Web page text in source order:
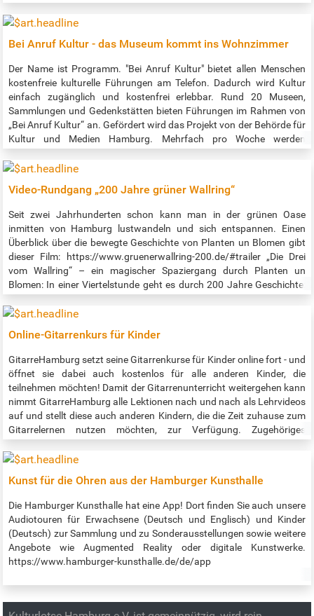
Bei Anruf Kultur - das Museum kommt ins Wohnzimmer
Der Name ist Programm. "Bei Anruf Kultur" bietet allen Menschen
kostenfreie kulturelle Führungen am Telefon. Dadurch wird Kultur
einfach zugänglich und kostenfrei erlebbar. Rund 20 Museen,
Sammlungen und Gedenkstätten bieten Führungen im Rahmen von
„Bei Anruf Kultur“ an. Gefördert wird das Projekt von der Behörde für
Kultur und Medien Hamburg. Mehrfach pro Woche werden
abwechslungsreichen Programm gibt es unter:
Programms: https://www.bsvh.org/termine.html?
tags%5B%5D=kultur , als Ansage unter Telefon (040) 209 404 66.
Eine Anmeldung ist bis einen Tag vor der Führung bei Melanie Wölwer
vom BSVH per Mail an buchung@beianrufkultur.de oder Telefon
(040) 209 404 29 nötig.
Video-Rundgang „200 Jahre grüner Wallring“
Seit zwei Jahrhunderten schon kann man in der grünen Oase
inmitten von Hamburg lustwandeln und sich entspannen. Einen
Überblick über die bewegte Geschichte von Planten un Blomen gibt
dieser Film: https://www.gruenerwallring-200.de/#trailer „Die Drei
vom Wallring“ – ein magischer Spaziergang durch Planten un
Blomen: In einer Viertelstunde geht es durch 200 Jahre Geschichte:
Mit historischen Ein- und Aussichten und Begegnungen – z.B. mit
dem Bremer „Kunstgärtner“ Isaak Albert Altmann (1777-1837), dem
Blume, dem Maskottchen der IGA 1973. Sehr empfehlenswert ist
auch der zugehörige Podcast: https://www.gruenerwallring-
200.de/#podcast Jeden Monat gibt es eine neue Folge!
Online-Gitarrenkurs für Kinder
GitarreHamburg setzt seine Gitarrenkurse für Kinder online fort - und
öffnet sie dabei auch kostenlos für alle anderen Kinder, die
teilnehmen möchten! Damit der Gitarrenunterricht weitergehen kann
nimmt GitarreHamburg alle Lektionen nach und nach als Lehrvideos
auf und stellt diese auch anderen Kindern, die die Zeit zuhause zum
Gitarrelernen nutzen möchten, zur Verfügung. Zugehöriges
Lektionen gehörenden Noten können per Mail angefordert werden.
gitarrenkurs-fuer-kinder. Direkt zum Kurs geht es hier:
https://www.gitarrehamburg.de/konkret/lehrvideos/ .
Kunst für die Ohren aus der Hamburger Kunsthalle
Die Hamburger Kunsthalle hat eine App! Dort finden Sie auch unsere
Audiotouren für Erwachsene (Deutsch und Englisch) und Kinder
(Deutsch) zur Sammlung und zu Sonderausstellungen sowie weitere
Angebote wie Augmented Reality oder digitale Kunstwerke.
https://www.hamburger-kunsthalle.de/de/app